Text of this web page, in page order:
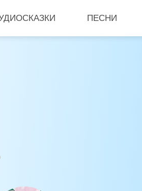
ПЕСНИ